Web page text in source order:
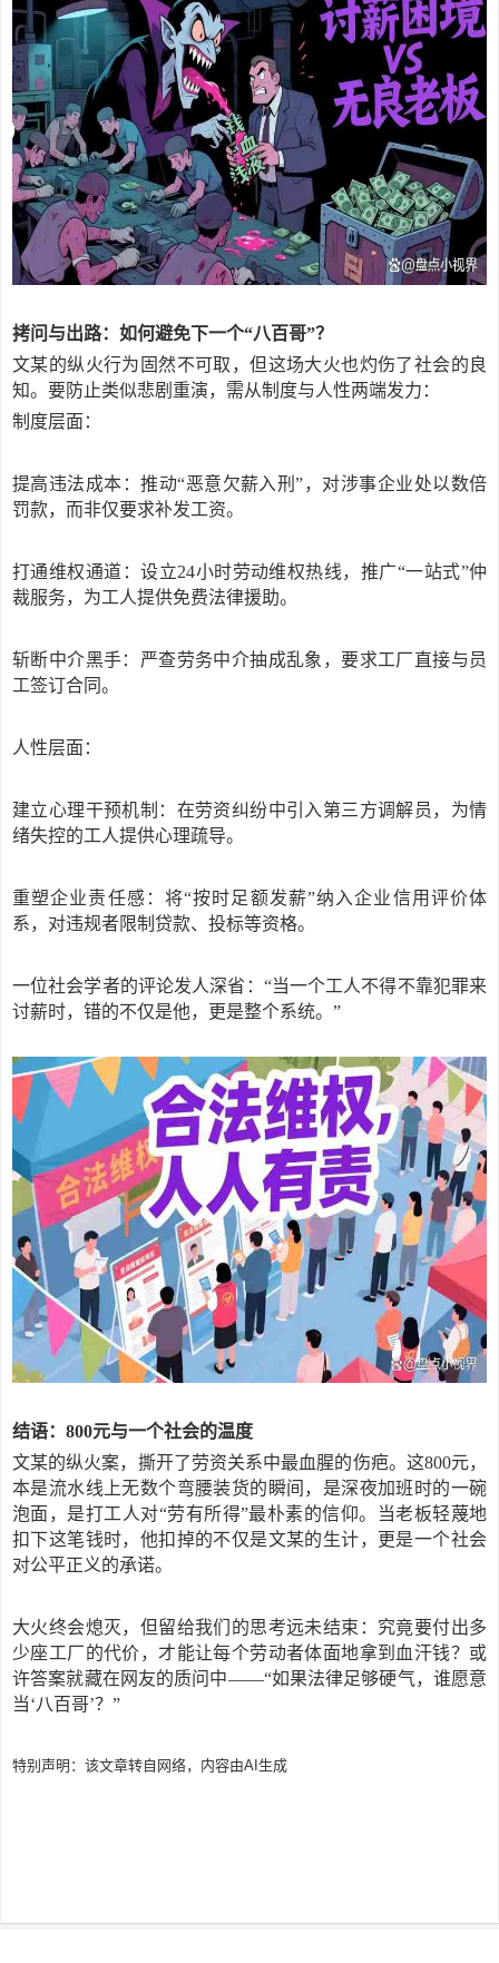
拷问与出路：如何避免下一个“八百哥”？
文某的纵火行为固然不可取，但这场大火也灼伤了社会的良
知。要防止类似悲剧重演，需从制度与人性两端发力：
制度层面：
提高违法成本：推动“恶意欠薪入刑”，对涉事企业处以数倍
罚款，而非仅要求补发工资。
打通维权通道：设立24小时劳动维权热线，推广“一站式”仲
裁服务，为工人提供免费法律援助。
斩断中介黑手：严查劳务中介抽成乱象，要求工厂直接与员
工签订合同。
人性层面：
建立心理干预机制：在劳资纠纷中引入第三方调解员，为情
绪失控的工人提供心理疏导。
重塑企业责任感：将“按时足额发薪”纳入企业信用评价体
系，对违规者限制贷款、投标等资格。
一位社会学者的评论发人深省： “当一个工人不得不靠犯罪来
讨薪时，错的不仅是他，更是整个系统。”
结语： 800元与一个社会的温度
文某的纵火案，撕开了劳资关系中最血腥的伤疤。这800元，
本是流水线上无数个弯腰装货的瞬间，是深夜加班时的一碗
泡面，是打工人对“劳有所得”最朴素的信仰。当老板轻蔑地
扣下这笔钱时，他扣掉的不仅是文某的生计，更是一个社会
对公平正义的承诺。
大火终会熄灭，但留给我们的思考远未结束：究竟要付出多
少座工厂的代价，才能让每个劳动者体面地拿到血汗钱？或
许答案就藏在网友的质问中——“如果法律足够硬气，谁愿意
当‘八百哥’？”
特别声明：该文章转自网络，内容由AI生成